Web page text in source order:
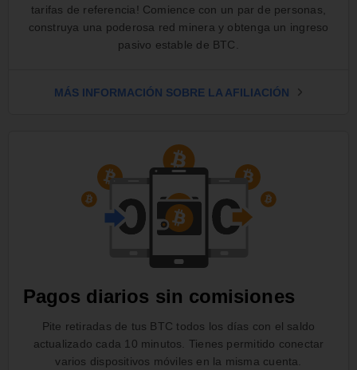
tarifas de referencia! Comience con un par de personas,
construya una poderosa red minera y obtenga un ingreso
pasivo estable de BTC.
MÁS INFORMACIÓN SOBRE LA AFILIACIÓN
Pagos diarios sin comisiones
Pite retiradas de tus BTC todos los días con el saldo
actualizado cada 10 minutos. Tienes permitido conectar
varios dispositivos móviles en la misma cuenta.